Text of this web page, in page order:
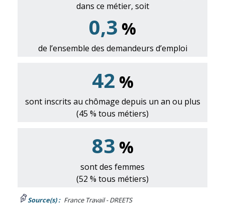
dans ce métier, soit
0,3 %
de l’ensemble des demandeurs d’emploi
42 %
sont inscrits au chômage depuis un an ou plus
(45 % tous métiers)
83 %
sont des femmes
(52 % tous métiers)
Source(s) : France Travail - DREETS